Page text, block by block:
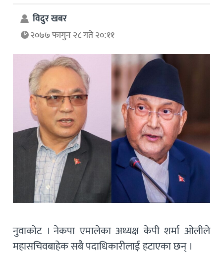
विदुर खबर
२०७७ फागुन २८ गते २०:११
नुवाकोट । नेकपा एमालेका अध्यक्ष केपी शर्मा ओलीले
महासचिवबाहेक सबै पदाधिकारीलाई हटाएका छन् ।